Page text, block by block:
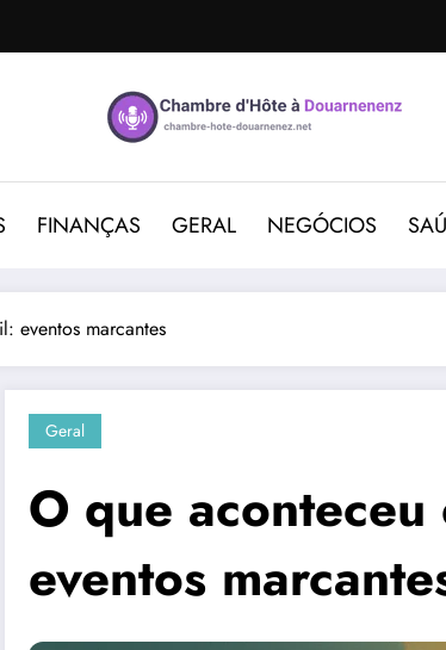
FINANÇAS GERAL NEGÓCIOS
eventos marcantes
Geral
O que
eventos